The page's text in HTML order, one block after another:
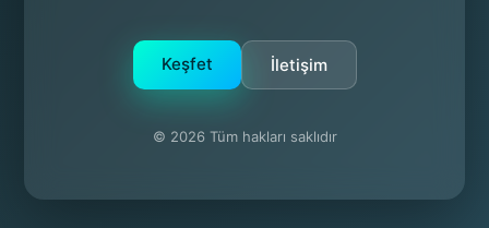
Keşfet İletişim
© 2026 Tüm hakları saklıdır